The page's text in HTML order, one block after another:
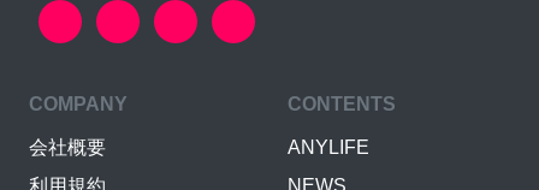
COMPANY
会社概要
利用規約
CONTENTS
ANYLIFE
NEWS